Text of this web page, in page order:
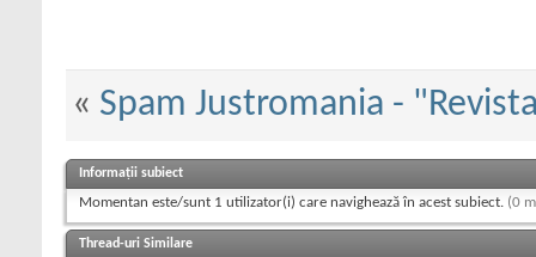
« Spam Justromania -
Informații subiect
Momentan este/sunt 1 utilizator(i) care navighează în acest subiect. (0
Thread-uri Similare